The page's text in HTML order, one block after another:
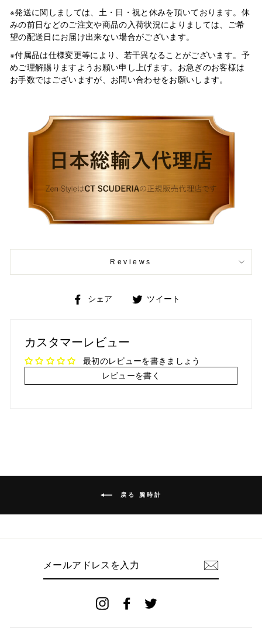
※発送に関しましては、土・日・祝と休みを頂いております。休
みの前日などのご注文や商品の入荷状況によりましては、ご希
望の配送日にお届け出来ない場合がございます。
※付属品は仕様変更等により、若干異なることがございます。予
めご理解賜りますようお願い申し上げます。お急ぎのお客様は
お手数ではございますが、お問い合わせをお願いします。
Reviews
シェア
Facebookツイート
ト
カスタマーレビュー
最初のレビューを書きましょう
レビューを書く
戻る 腕時計
InstagramFacebook